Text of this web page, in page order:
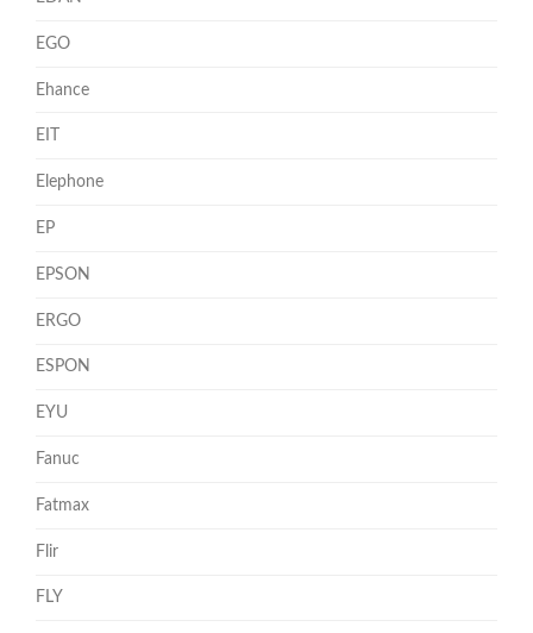
EGO
Ehance
EIT
Elephone
EP
EPSON
ERGO
ESPON
EYU
Fanuc
Fatmax
Flir
FLY